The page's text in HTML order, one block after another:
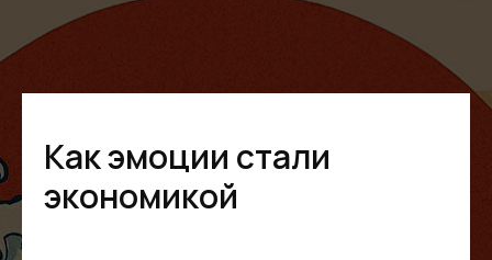
Как эмоции стали
экономикой